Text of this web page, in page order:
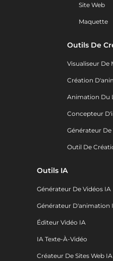
Site Web
Maquette
Outils De
Visualiseur De
Création
Animation Du
Concepteur
Générateur De
Outil De
Outils IA
Générateur De Vidéos IA
Générateur D'animation
Éditeur Vidéo IA
IA Texte-À-Vidéo
Créateur De Sites Web IA